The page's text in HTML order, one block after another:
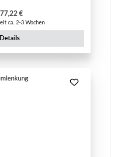
Preis:
€
ca. 2-3 Wochen
Details